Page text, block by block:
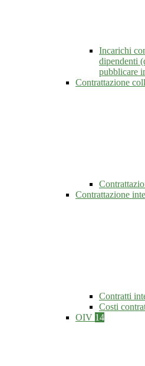
Incarichi
dipendenti
pubblicare
Contrattazione
Contrattazione
Contratti
Costi
OIV 14